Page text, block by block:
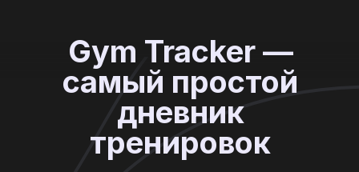
Gym Tracker —
самый простой
дневник
тренировок